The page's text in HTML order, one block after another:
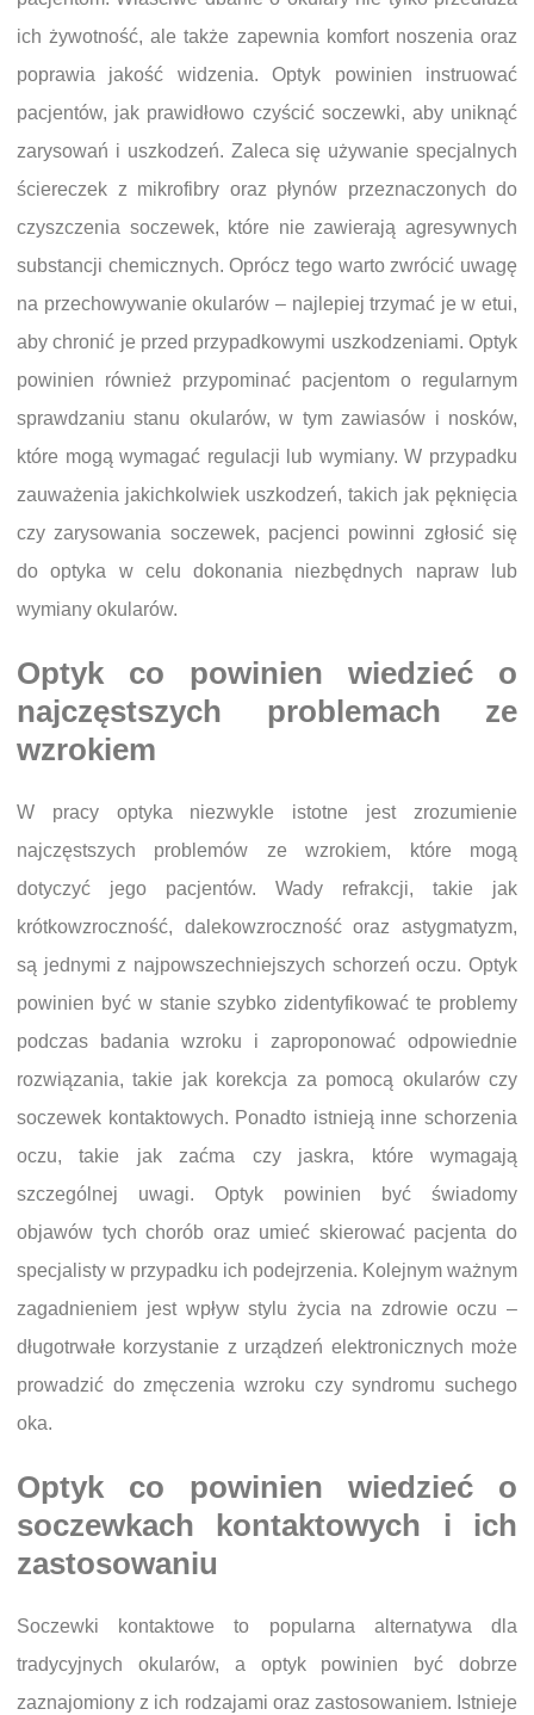
ich żywotność, ale także zapewnia komfort noszenia oraz
poprawia jakość widzenia. Optyk powinien instruować
pacjentów, jak prawidłowo czyścić soczewki, aby uniknąć
zarysowań i uszkodzeń. Zaleca się używanie specjalnych
ściereczek z mikrofibry oraz płynów przeznaczonych do
czyszczenia soczewek, które nie zawierają agresywnych
substancji chemicznych. Oprócz tego warto zwrócić uwagę
na przechowywanie okularów – najlepiej trzymać je w etui,
aby chronić je przed przypadkowymi uszkodzeniami. Optyk
powinien również przypominać pacjentom o regularnym
sprawdzaniu stanu okularów, w tym zawiasów i nosków,
które mogą wymagać regulacji lub wymiany. W przypadku
zauważenia jakichkolwiek uszkodzeń, takich jak pęknięcia
czy zarysowania soczewek, pacjenci powinni zgłosić się
do optyka w celu dokonania niezbędnych napraw lub
wymiany okularów.
Optyk co powinien wiedzieć o
najczęstszych problemach ze
wzrokiem
W pracy optyka niezwykle istotne jest zrozumienie
najczęstszych problemów ze wzrokiem, które mogą
dotyczyć jego pacjentów. Wady refrakcji, takie jak
krótkowzroczność, dalekowzroczność oraz astygmatyzm,
są jednymi z najpowszechniejszych schorzeń oczu. Optyk
powinien być w stanie szybko zidentyfikować te problemy
podczas badania wzroku i zaproponować odpowiednie
rozwiązania, takie jak korekcja za pomocą okularów czy
soczewek kontaktowych. Ponadto istnieją inne schorzenia
oczu, takie jak zaćma czy jaskra, które wymagają
szczególnej uwagi. Optyk powinien być świadomy
objawów tych chorób oraz umieć skierować pacjenta do
specjalisty w przypadku ich podejrzenia. Kolejnym ważnym
zagadnieniem jest wpływ stylu życia na zdrowie oczu –
długotrwałe korzystanie z urządzeń elektronicznych może
prowadzić do zmęczenia wzroku czy syndromu suchego
oka.
Optyk co powinien wiedzieć o
soczewkach kontaktowych i ich
zastosowaniu
Soczewki kontaktowe to popularna alternatywa dla
tradycyjnych okularów, a optyk powinien być dobrze
zaznajomiony z ich rodzajami oraz zastosowaniem. Istnieje